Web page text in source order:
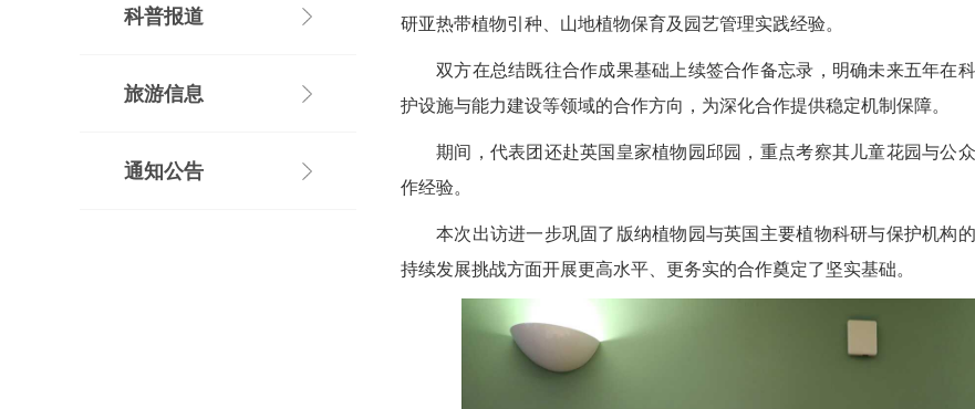
科普报道
旅游信息
通知公告
研亚热带植物引种、山地植物保育及园艺管理实践经验。
双方在总结既往合作成果基础上续签合作备忘录，明确未来五年在
护设施与能力建设等领域的合作方向，为深化合作提供稳定机制保障。
期间，代表团还赴英国皇家植物园邱园，重点考察其儿童花园与公
作经验。
本次出访进一步巩固了版纳植物园与英国主要植物科研与保护机构
持续发展挑战方面开展更高水平、更务实的合作奠定了坚实基础。